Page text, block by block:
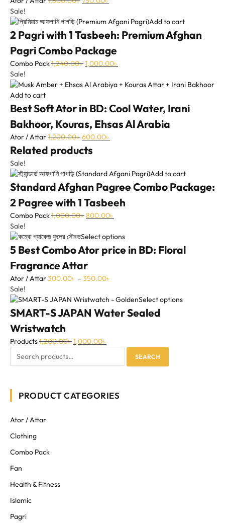
Sale!
Add to cart
2 Pagri with 1 Tasbeeh: Premium Afghan
Pagri Combo Package
Combo Pack1,240.00৳1,000.00৳
Sale!
Add to cart
Best Soft Ator in BD: Cool Water, Irani
Bakhoor, Kouras, Ehsas Al Arabia
Ator / Attar1,200.00৳600.00৳
Related products
Sale!
Add to cart
Standard Afghan Pagree Combo Package:
2 Pagree with 1 Tasbeeh
Combo Pack1,000.00৳800.00৳
Sale!
Select options
5 Best Combo Ator price in BD: Floral
Fragrance Attar
Ator / Attar300.00৳ – 350.00৳
Sale!
Select options
SMART-S JAPAN Water Sealed
Wristwatch
Products1,200.00৳1,000.00৳
SEARCH
PRODUCT CATEGORIES
Ator / Attar
Clothing
Combo Pack
Fan
Health & Fitness
Islamic
Pagri